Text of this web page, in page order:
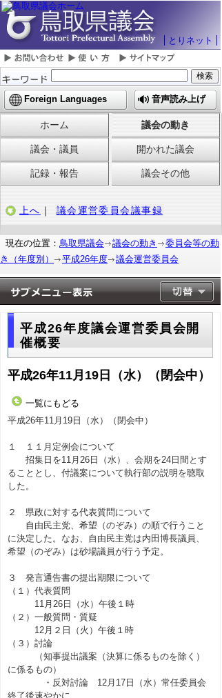
とりネット
Foreign Languages 音声読み上げ
ホーム 議会の動き
議会・議員 開かれた議会
記録・報告 議会その他
上へ ｜ 議会運営委員会議事録
現在の位置： 鳥取県議会 議会の動き
委員会等の動
き（年度別）
平成26年度 議会運営委員会
平成26年度議会運営委員会開
催概要
平成26年11月19日（水）（閉会中）
一覧にもどる
平成26年11月19日（水）（閉会中）
１ １１月定例会について
招集日を11月26日（水）、会期を24日間とす
ることとし、付議案について執行部の説明を聴取
した。
２ 県政に対する代表質問について
自由民主党、希望（のぞみ）の順で行うこと
に決定した。なお、自由民主党は内田博長議員、
希望（のぞみ）は砂場議員が行う予定。
３ 発言通告書の提出期限について
（１）代表質問
11月26日（水）午後１時
（２）一般質問・質疑
12月２日（火）午後１時
（３）討論
（知事提出議案（決算に係るものを除く）
に係るもの）
・反対討論 12月17日（水）常任委員会
終了後速やかに